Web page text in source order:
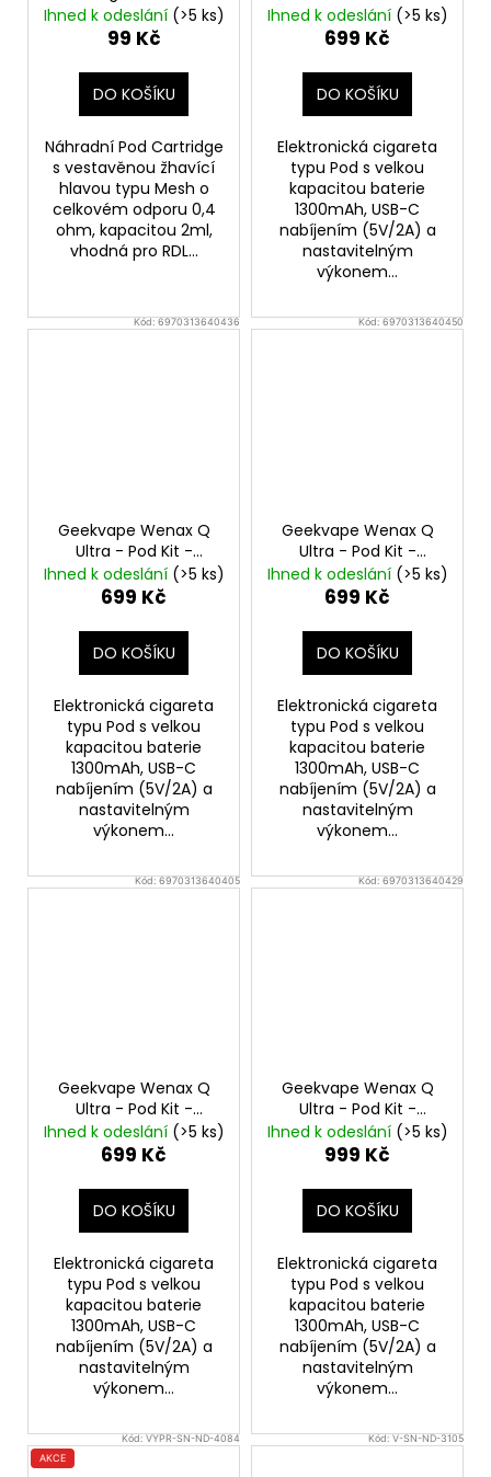
2ml - 0,4ohm
Ihned k odeslání (>5 ks)
99 Kč
DO KOŠÍKU
Náhradní Pod Cartridge
s vestavěnou žhavící
hlavou typu Mesh o
celkovém odporu 0,4
ohm, kapacitou 2ml,
vhodná pro RDL...
Carbon Black1300mAh
Ihned k odeslání (>5 ks)
699 Kč
DO KOŠÍKU
Elektronická cigareta
typu Pod s velkou
kapacitou baterie
1300mAh, USB-C
nabíjením (5V/2A) a
nastavitelným
výkonem...
Kód: 6970313640436
Geekvape Wenax Q
Ultra - Pod Kit -
Coastal Blue1300mAh
Ihned k odeslání (>5 ks)
699 Kč
DO KOŠÍKU
Elektronická cigareta
typu Pod s velkou
kapacitou baterie
1300mAh, USB-C
nabíjením (5V/2A) a
nastavitelným
výkonem...
Kód: 6970313640450
Geekvape Wenax Q
Ultra - Pod Kit -
Frosted Silver1300mAh
Ihned k odeslání (>5 ks)
699 Kč
DO KOŠÍKU
Elektronická cigareta
typu Pod s velkou
kapacitou baterie
1300mAh, USB-C
nabíjením (5V/2A) a
nastavitelným
výkonem...
Kód:6970313640405
Geekvape Wenax Q
Ultra - Pod Kit -
Midnight Purple
1300mAh
Ihned k odeslání (>5 ks)
699 Kč
DO KOŠÍKU
Elektronická cigareta
typu Pod s velkou
kapacitou baterie
1300mAh, USB-C
nabíjením (5V/2A) a
nastavitelným
výkonem...
Kód:6970313640429
Geekvape Wenax Q
Ultra - Pod Kit -
Champagne Gold
1300mAh
Ihned k odeslání (>5 ks)
999 Kč
DO KOŠÍKU
Elektronická cigareta
typu Pod s velkou
kapacitou baterie
1300mAh, USB-C
nabíjením (5V/2A) a
nastavitelným
výkonem...
Kód:VYPR-SN-ND-4084
AKCE
Kód:V-SN-ND-3105